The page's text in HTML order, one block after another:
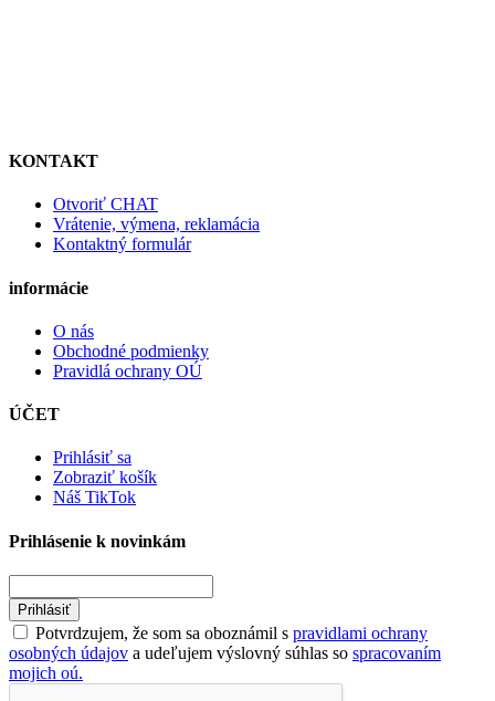
KONTAKT
Otvoriť CHAT
Vrátenie, výmena, reklamácia
Kontaktný formulár
informácie
O nás
Obchodné podmienky
Pravidlá ochrany OÚ
ÚČET
Prihlásiť sa
Zobraziť košík
Náš TikTok
Prihlásenie k novinkám
Prihlásiť
Potvrdzujem, že som sa oboznámil s pravidlami ochrany
osobných údajov a udeľujem výslovný súhlas so spracovaním
mojich oú.